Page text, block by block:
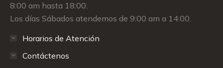
8:00 am hasta 18:00.
Los días Sábados atendemos de 9:00 am a 14:00.
Horarios de Atención
Contáctenos